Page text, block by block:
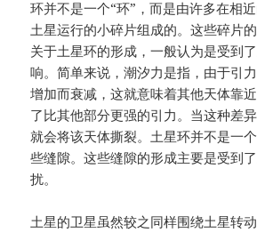
环并不是一个“环”，而是由许多在相
土星运行的小碎片组成的。这些碎片的
关于土星环的形成，一般认为是受到
响。简单来说，潮汐力是指，由于引
增加而衰减，这就意味着其他天体靠
了比其他部分更强的引力。当这种差
就会将该天体撕裂。土星环并不是一
些缝隙。这些缝隙的形成主要是受到
扰。
土星的卫星虽然较之同样围绕土星转